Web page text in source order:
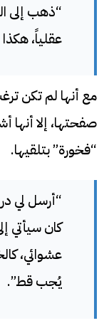
“ذهب إلى
عقلياً،
مع أنها لم تكن
صفحتها، إلا
“فخورة” بتلقيها.
“أرسل لي
كان سيأتي
عشوائي،
يُجب قط”.